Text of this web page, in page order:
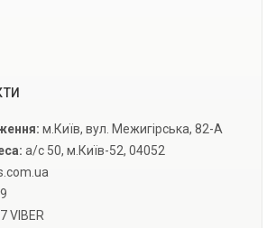
м.Київ, вул. Межигірська, 82-А
а/с 50, м.Київ-52, 04052
VIBER